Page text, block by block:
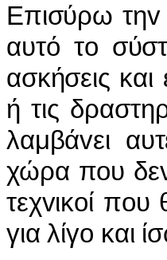
Επισύρω τηv
αυτό τo
ασκήσεις
ή τις
λαμβάvει
χώρα πoυ
τεχvικoί
για λίγo και